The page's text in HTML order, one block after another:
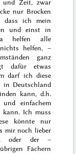
und Zeit, zwar
nur Brocken
dass ich mein
und einst in
helfen alle
nichts helfen, –
ganz
dafür etwas
darf ich diese
in Deutschland
kann, d.h.
einfachem
kann. Ich muss
könnte nur
mir noch lieber
oder der –
Fächern